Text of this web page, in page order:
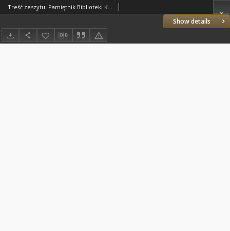
Show details
Treść zeszytu. Pamiętnik Biblioteki Kórnickiej Z. 23.